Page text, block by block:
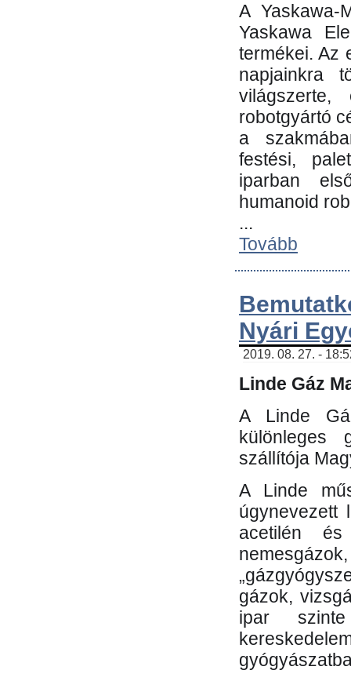
A Yaskawa-
Yaskawa
termékei. Az
napjainkra
robotgyártó
a
festési,
iparban
humanoid
...
Tovább
Nyári
2019. 08. 27. -
Linde Gáz
A Linde
különleges
szállítója
A Linde
úgynevezett
acetilén és
gázok,
ipar